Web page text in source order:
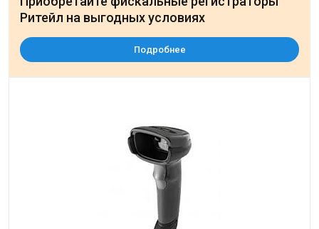
Ритейл на выгодных условиях
Подробнее